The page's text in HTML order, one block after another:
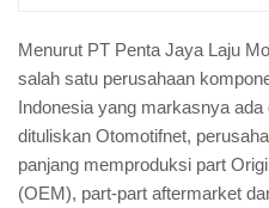
Menurut PT Penta Jaya Laju
salah satu perusahaan
Indonesia yang markasnya
dituliskan Otomotifnet,
panjang memproduksi part
(OEM), part-part aftermarket